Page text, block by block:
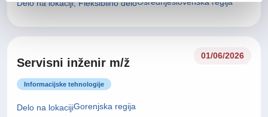
Delo na lokaciji, Fleksibilno delo
Servisni inženir m/ž
01/06/2026
Informacijske tehnologije
Delo na lokacijiGorenjska regija